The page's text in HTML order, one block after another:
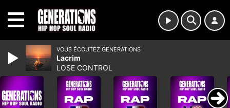
VOUS ÉCOUTEZ GENERATIONS
Lacrim
LOSE CONTROL